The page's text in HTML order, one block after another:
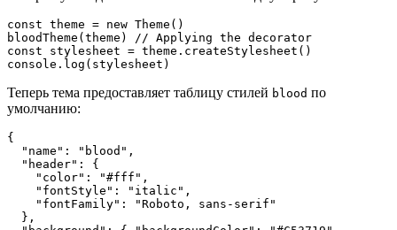
const theme = new Theme()
bloodTheme(theme) // Applying the decorator
const stylesheet = theme.createStylesheet()
console.log(stylesheet)
Теперь тема предоставляет таблицу стилей blood по
умолчанию:
{